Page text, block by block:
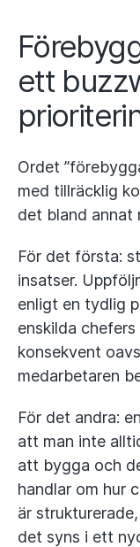
ett
Ordet
med tillräcklig
det bland annat
För det första:
insatser.
enligt en tydlig
enskilda
konsekvent
medarbetaren
För det andra:
att man inte
att bygga och
handlar om hur
är
det syns i ett